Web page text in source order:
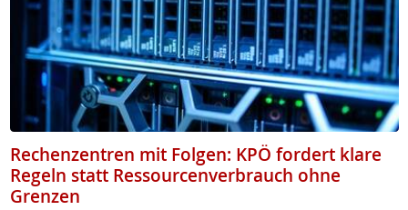
Rechenzentren mit Folgen: KPÖ fordert klare
Regeln statt Ressourcenverbrauch ohne
Grenzen